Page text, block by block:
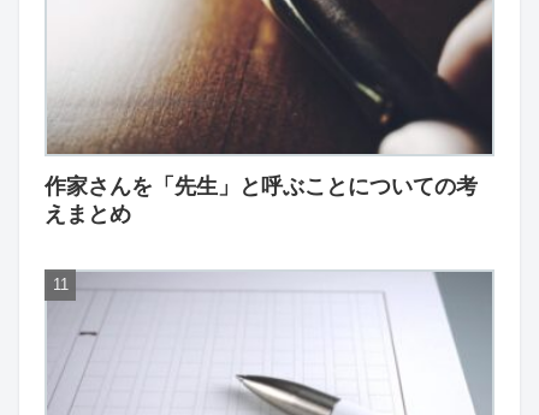
作家さんを「先生」と呼ぶことについての考
えまとめ